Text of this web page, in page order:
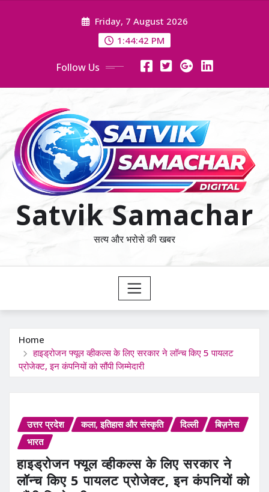
Friday, 7 August 2026
1:44:43 PM
Follow Us
Satvik Samachar
सत्य और भरोसे की खबर
Home
हाइड्रोजन फ्यूल व्हीकल्स के लिए सरकार ने लॉन्च किए 5 पायलट
प्रोजेक्ट, इन कंपनियों को सौंपी जिम्मेदारी
उत्तर प्रदेश कला, इतिहास और संस्कृति दिल्ली
बिज़नेस
भारत
हाइड्रोजन फ्यूल व्हीकल्स के लिए सरकार ने
लॉन्च किए 5 पायलट प्रोजेक्ट, इन कंपनियों को